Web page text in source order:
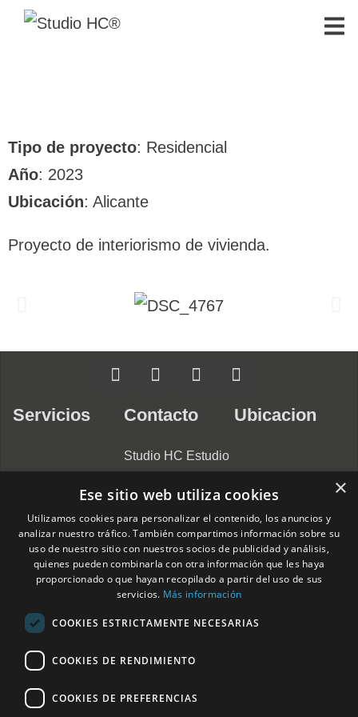
Tipo de proyecto: Residencial
Año: 2023
Ubicación: Alicante
Proyecto de interiorismo de vivienda.
Servicios
Compromisos
Arquitectos
Constructoras
Casas
Modulares
Contacto
Studio HC Estudio
Alicante
966275331
C/ Pardo Gimeno,
11c, 03007
Alacant, Alicante,
Horario: Lunes –
19:00. Viernes:
Ubicacion
×
Ese sitio web utiliza cookies
Utilizamos cookies para personalizar el contenido, los anuncios y
analizar nuestro tráfico. También compartimos información sobre su
uso de nuestro sitio con nuestros socios de publicidad y análisis,
quienes pueden combinarla con otra información que les haya
proporcionado o que hayan recopilado a partir del uso de sus
servicios. Más información
COOKIES ESTRICTAMENTE NECESARIAS
COOKIES DE RENDIMIENTO
COOKIES DE PREFERENCIAS